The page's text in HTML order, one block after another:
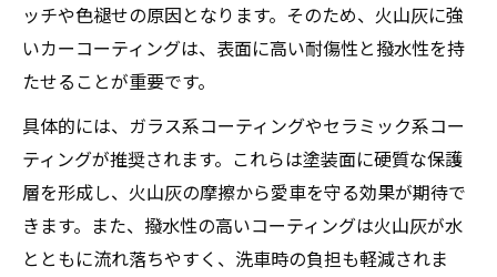
ッチや色褪せの原因となります。そのため、火山灰に強
いカーコーティングは、表面に高い耐傷性と撥水性を持
たせることが重要です。
具体的には、ガラス系コーティングやセラミック系コー
ティングが推奨されます。これらは塗装面に硬質な保護
層を形成し、火山灰の摩擦から愛車を守る効果が期待で
きます。また、撥水性の高いコーティングは火山灰が水
とともに流れ落ちやすく、洗車時の負担も軽減されま